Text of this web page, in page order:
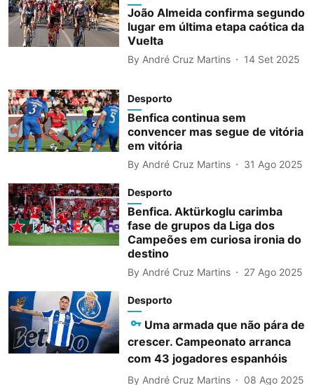
João Almeida confirma segundo
lugar em última etapa caótica da
Vuelta
By André Cruz Martins 14 Set 2025
Desporto
Benfica continua sem
convencer mas segue de vitória
em vitória
By André Cruz Martins 31 Ago 2025
Desporto
Benfica. Aktürkoglu carimba
fase de grupos da Liga dos
Campeões em curiosa ironia do
destino
By André Cruz Martins 27 Ago 2025
Desporto
Uma armada que não pára de
crescer. Campeonato arranca
com 43 jogadores espanhóis
By André Cruz Martins 08 Ago 2025